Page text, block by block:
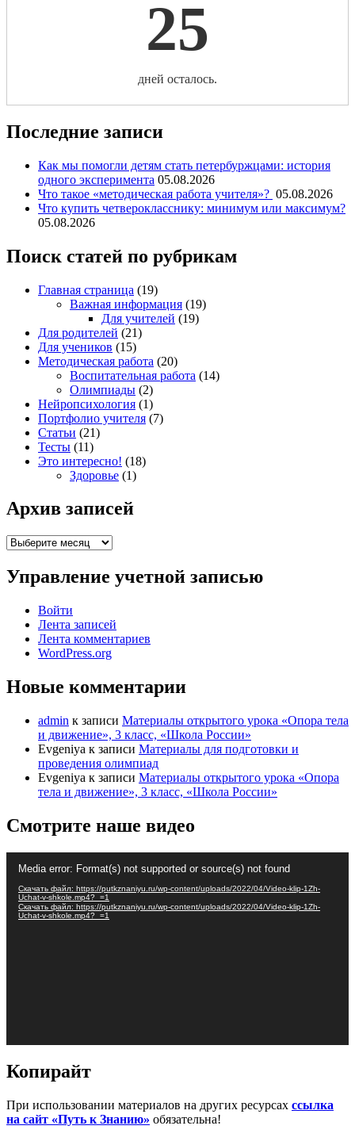
25
дней осталось.
Последние записи
Как мы помогли детям стать петербуржцами: история
одного эксперимента 05.08.2026
Что такое «методическая работа учителя»? 05.08.2026
Что купить четверокласснику: минимум или максимум?
05.08.2026
Поиск статей по рубрикам
Главная страница (19)
Важная информация (19)
Для учителей (19)
Для родителей (21)
Для учеников (15)
Методическая работа (20)
Воспитательная работа (14)
Олимпиады (2)
Нейропсихология (1)
Портфолио учителя (7)
Статьи (21)
Тесты (11)
Это интересно! (18)
Здоровье (1)
Архив записей
Архив
Управление учетной записью
Войти
Лента записей
Лента комментариев
WordPress.org
Новые комментарии
admin к записи Материалы открытого урока «Опора тела
и движение», 3 класс, «Школа России»
Evgeniya к записи Материалы для подготовки и
проведения олимпиад
Evgeniya к записи Материалы открытого урока «Опора
тела и движение», 3 класс, «Школа России»
Смотрите наше видео
Media error: Format(s) not supported or source(s) not found
Скачать файл: https://putkznaniyu.ru/wp-content/uploads/2022/04/Video-klip-1Zh-
Uchat-v-shkole.mp4?_=1
Скачать файл: https://putkznaniyu.ru/wp-content/uploads/2022/04/Video-klip-1Zh-
Uchat-v-shkole.mp4?_=1
Копирайт
При использовании материалов на других ресурсах ссылка
на сайт «Путь к Знанию» обязательна!